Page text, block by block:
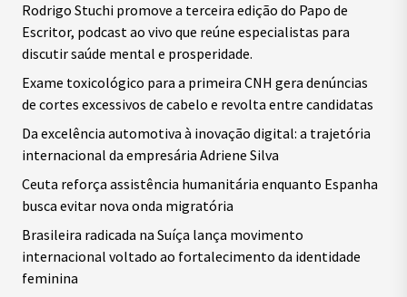
Rodrigo Stuchi promove a terceira edição do Papo de
Escritor, podcast ao vivo que reúne especialistas para
discutir saúde mental e prosperidade.
Exame toxicológico para a primeira CNH gera denúncias
de cortes excessivos de cabelo e revolta entre candidatas
Da excelência automotiva à inovação digital: a trajetória
internacional da empresária Adriene Silva
Ceuta reforça assistência humanitária enquanto Espanha
busca evitar nova onda migratória
Brasileira radicada na Suíça lança movimento
internacional voltado ao fortalecimento da identidade
feminina